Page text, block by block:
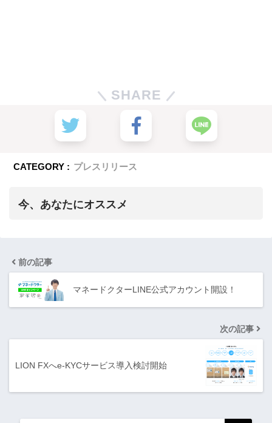
SHARE
CATEGORY : プレスリリース
今、あなたにオススメ
前の記事
マネードクターLINE公式アカウント開設！
次の記事
LION FXへe-KYCサービス導入検討開始